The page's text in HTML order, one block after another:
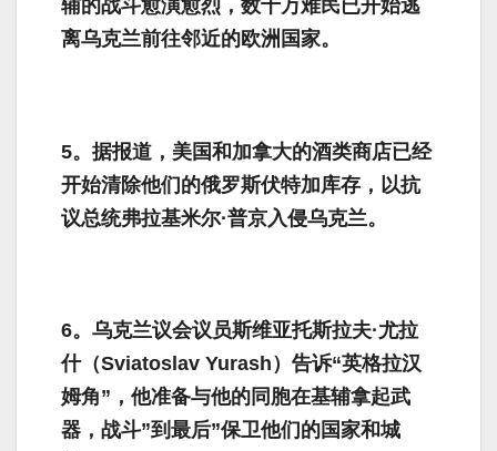
辅的战斗愈演愈烈，数十万难民已开始逃
离乌克兰前往邻近的欧洲国家。
5。据报道，美国和加拿大的酒类商店已经
开始清除他们的俄罗斯伏特加库存，以抗
议总统弗拉基米尔·普京入侵乌克兰。
6。乌克兰议会议员斯维亚托斯拉夫·尤拉
什（Sviatoslav Yurash）告诉“英格拉汉
姆角”，他准备与他的同胞在基辅拿起武
器，战斗”到最后”保卫他们的国家和城